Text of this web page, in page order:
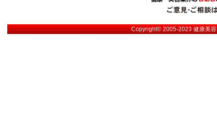
Copyright© 2005-2023健康美